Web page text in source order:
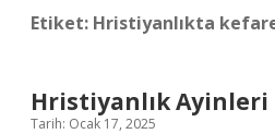
Etiket: Hristiyanlıkta
Hristiyanlık
Tarih: Ocak 17, 2025